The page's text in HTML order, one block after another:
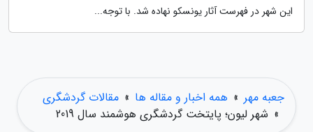
این شهر در فهرست آثار یونسکو نهاده شد. با توجه...
جعبه مهر » همه اخبار و مقاله ها » مقالات گردشگری
» شهر لیون؛ پایتخت گردشگری هوشمند سال 2019